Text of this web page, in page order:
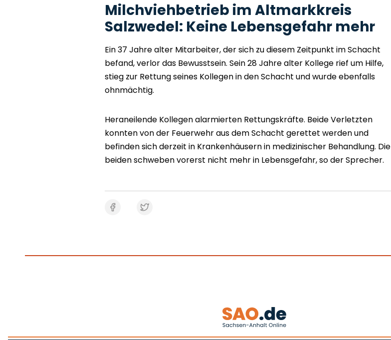
Milchviehbetrieb im Altmarkkreis
Salzwedel: Keine Lebensgefahr mehr
Ein 37 Jahre alter Mitarbeiter, der sich zu diesem Zeitpunkt im Schacht
befand, verlor das Bewusstsein. Sein 28 Jahre alter Kollege rief um Hilfe,
stieg zur Rettung seines Kollegen in den Schacht und wurde ebenfalls
ohnmächtig.
Heraneilende Kollegen alarmierten Rettungskräfte. Beide Verletzten
konnten von der Feuerwehr aus dem Schacht gerettet werden und
befinden sich derzeit in Krankenhäusern in medizinischer Behandlung. Die
beiden schweben vorerst nicht mehr in Lebensgefahr, so der Sprecher.